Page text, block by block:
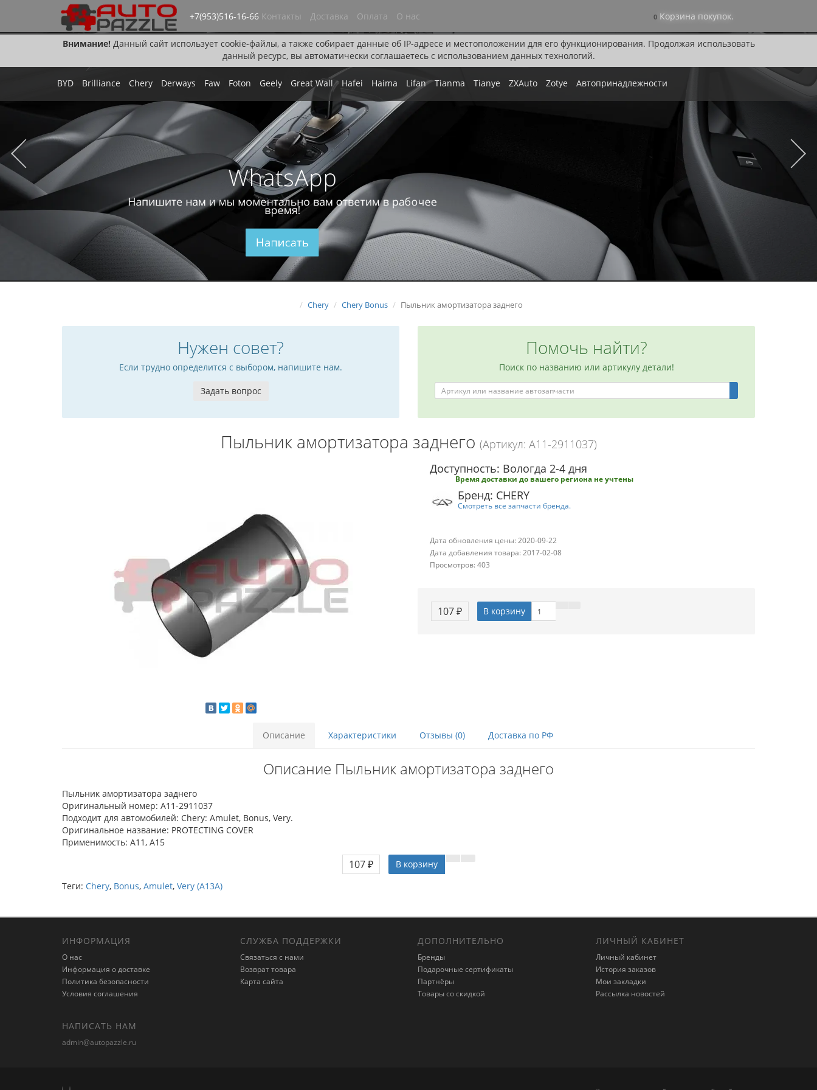
Внимание!Данный сайт использует cookie-файлы, а также собирает данные об IP-адресе и местоположении для его функционирования. Продолжая использовать
данный ресурс, вы автоматически соглашаетесь с использованием данных технологий.
+7(953)516-16-66 Контакты Доставка Оплата О нас 0 Корзина покупок.
BYD Brilliance Chery Derways Faw Foton Geely Great Wall Hafei Haima Lifan Tianma Tianye ZXAuto Zotye Автопринадлежности
WhatsApp
Напишите нам и мы моментально вам ответим в рабочее
время!
Написать
Chery Chery Bonus Пыльник амортизатора заднего
Нужен совет?
Если трудно определится с выбором, напишите нам.
Задать вопрос
Помочь найти?
Поиск по названию или артикулу детали!
Пыльник амортизатора заднего (Артикул: A11-2911037)
Доступность: Вологда 2-4 дня
Время доставки до вашего региона не учтены
Бренд: CHERY
Смотреть все запчасти бренда.
Дата обновления цены: 2020-09-22
Дата добавления товара: 2017-02-08
Просмотров: 403
107 ₽ В корзину
Описание Характеристики Отзывы (0) Доставка по РФ
Описание Пыльник амортизатора заднего
Пыльник амортизатора заднего
Оригинальный номер: A11-2911037
Подходит для автомобилей: Chery: Amulet, Bonus, Very.
Оригинальное название: PROTECTING COVER
Применимость: A11, A15
107 ₽
В корзину
Теги: Chery, Bonus, Amulet, Very (A13A)
ИНФОРМАЦИЯ
О нас
Информация о доставке
Политика безопасности
Условия соглашения
СЛУЖБА ПОДДЕРЖКИ
Связаться с нами
Возврат товара
Карта сайта
ДОПОЛНИТЕЛЬНО
Бренды
Подарочные сертификаты
Партнёры
Товары со скидкой
ЛИЧНЫЙ КАБИНЕТ
Личный кабинет
История заказов
Мои закладки
Рассылка новостей
НАПИСАТЬ НАМ
admin@autopazzle.ru